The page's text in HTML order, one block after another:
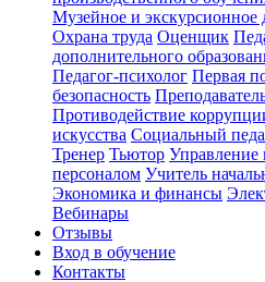
Музейное и экскурсионное
Охрана труда Оценщик
дополнительного
Педагог-психолог Первая
безопасность
Противодействие
искусства Социальный
Тренер Тьютор
персоналом Учитель
Экономика и финансы
Вебинары
Отзывы
Вход в обучение
Контакты